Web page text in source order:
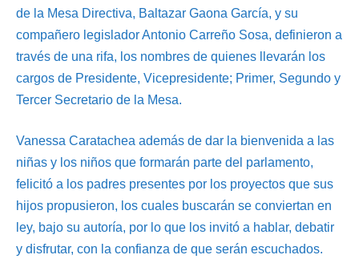
de la Mesa Directiva, Baltazar Gaona García, y su
compañero legislador Antonio Carreño Sosa, definieron a
través de una rifa, los nombres de quienes llevarán los
cargos de Presidente, Vicepresidente; Primer, Segundo y
Tercer Secretario de la Mesa.
Vanessa Caratachea además de dar la bienvenida a las
niñas y los niños que formarán parte del parlamento,
felicitó a los padres presentes por los proyectos que sus
hijos propusieron, los cuales buscarán se conviertan en
ley, bajo su autoría, por lo que los invitó a hablar, debatir
y disfrutar, con la confianza de que serán escuchados.